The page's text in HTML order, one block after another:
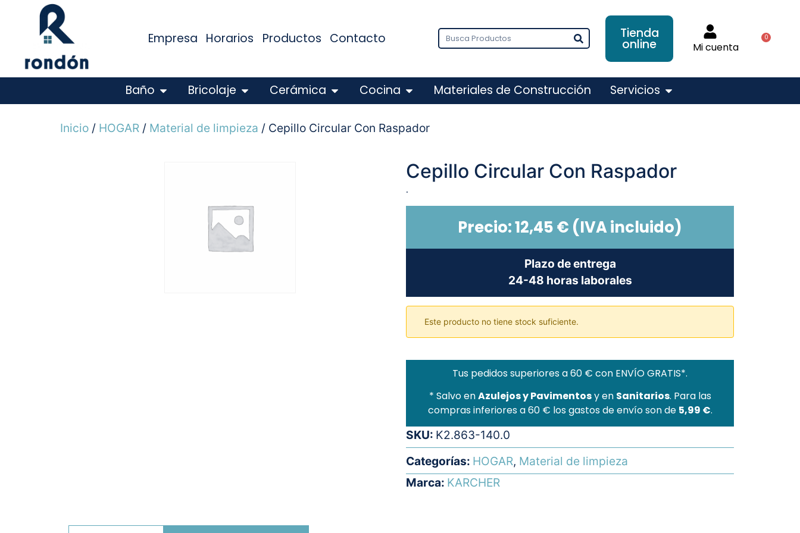
Empresa Horarios Productos Contacto Tienda
online Mi cuenta
0
Baño Bricolaje Cerámica Cocina Materiales de Construcción Servicios
Inicio/ HOGAR/ Material de limpieza / Cepillo Circular Con Raspador
Cepillo Circular Con Raspador
.
Precio:12,45€ (IVA incluido)
Plazo de entrega
24-48 horas laborales
Este producto no tiene stock suficiente.
Tus pedidos superiores a 60 € con ENVÍO GRATIS*.
* Salvo enAzulejos y Pavimentosy en Sanitarios. Para las
compras inferiores a 60 € los gastos de envío son de 5,99 €.
SKU: K2.863-140.0
Categorías: HOGAR, Material de limpieza
Marca: KARCHER